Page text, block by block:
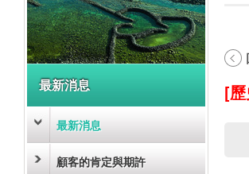
最新消息
最新消息
顧客的肯定與期許
[